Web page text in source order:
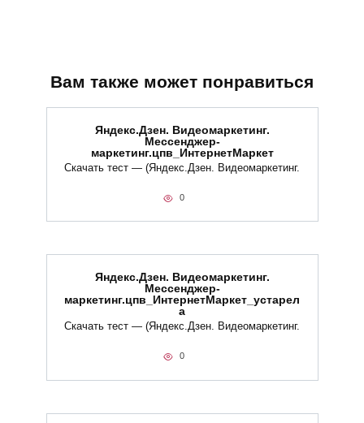
Вам также может понравиться
Яндекс.Дзен. Видеомаркетинг.
Мессенджер-
маркетинг.цпв_ИнтернетМаркет
Скачать тест — (Яндекс.Дзен. Видеомаркетинг.
0
Яндекс.Дзен. Видеомаркетинг.
Мессенджер-
маркетинг.цпв_ИнтернетМаркет_устарел
а
Скачать тест — (Яндекс.Дзен. Видеомаркетинг.
0